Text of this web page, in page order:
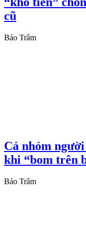
cũ
Bảo Trâm
Cả nhóm
khi “bom trên
Bảo Trâm